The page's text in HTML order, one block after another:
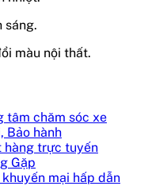
sáng.
màu nội thất.
tâm chăm sóc xe
Bảo hành
hàng trực tuyến
Gặp
mại hấp dẫn